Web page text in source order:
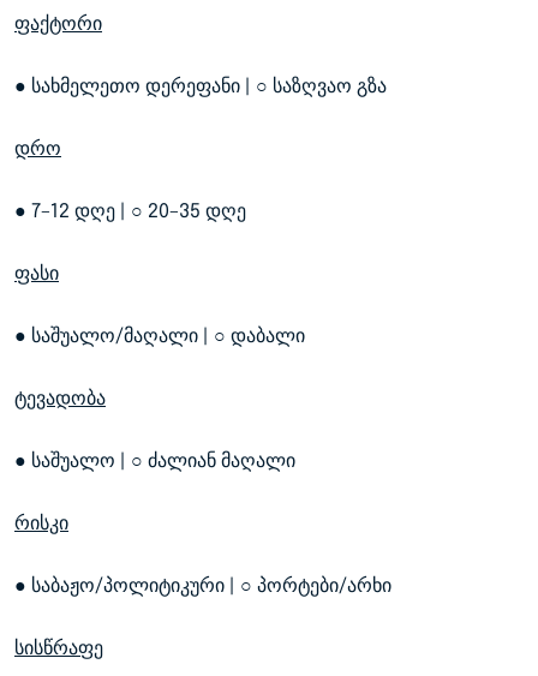
ფაქტორი
● სახმელეთო დერეფანი | ○ საზღვაო გზა
დრო
● 7–12 დღე | ○ 20–35 დღე
ფასი
● საშუალო/მაღალი | ○ დაბალი
ტევადობა
● საშუალო | ○ ძალიან მაღალი
რისკი
● საბაჟო/პოლიტიკური | ○ პორტები/არხი
სისწრაფე